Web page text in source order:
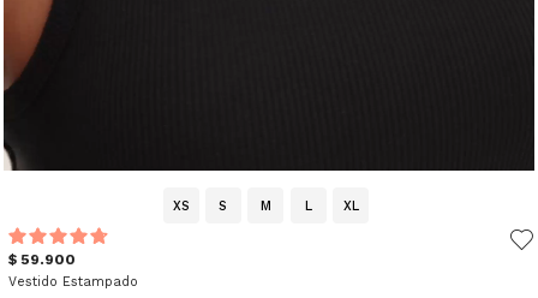
XS S M L XL
$ 59.900
Vestido Estampado